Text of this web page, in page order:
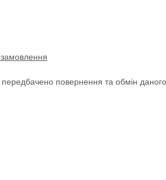
повернення та обмін даного